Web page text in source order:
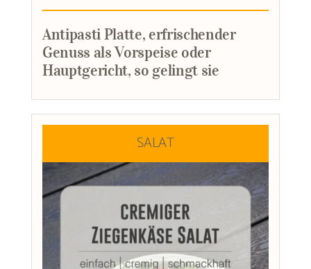
Antipasti Platte, erfrischender
Genuss als Vorspeise oder
Hauptgericht, so gelingt sie
SALAT